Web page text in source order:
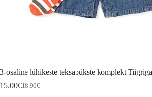
3-osaline lühikeste teksapükste komplekt Tiigriga
18.90€
Algne
15.00€Current